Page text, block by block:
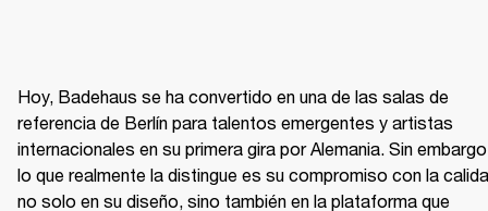
Hoy, Badehaus se ha convertido en una de las salas de
referencia de Berlín para talentos emergentes y artistas
internacionales en su primera gira por Alemania. Sin
lo que realmente la distingue es su compromiso con la
no solo en su diseño, sino también en la plataforma que